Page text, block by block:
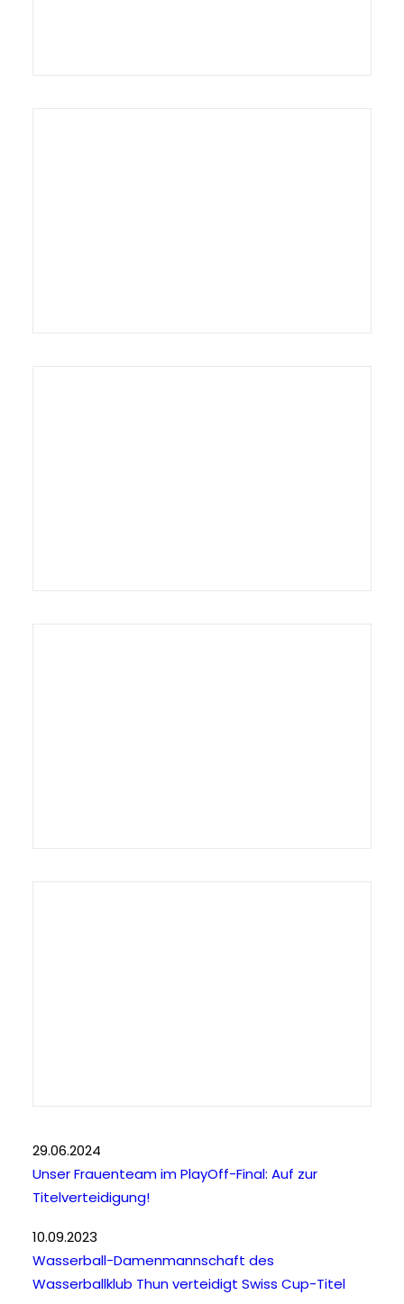
29.06.2024
Unser Frauenteam im PlayOff-Final: Auf zur
Titelverteidigung!
10.09.2023
Wasserball-Damenmannschaft des
Wasserballklub Thun verteidigt Swiss Cup-Titel